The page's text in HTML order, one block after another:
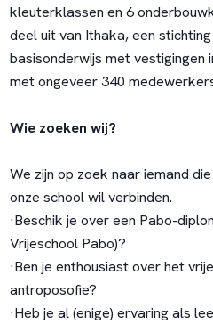
kleuterklassen en 6
deel uit van Ithaka, een
basisonderwijs met vestigingen
met ongeveer 340
Wie zoeken wij?
We zijn op zoek naar iemand
onze school wil verbinden.
·Beschik je over een Pabo-
Vrijeschool Pabo)?
·Ben je enthousiast over het
antroposofie?
·Heb je al (enige) ervaring als